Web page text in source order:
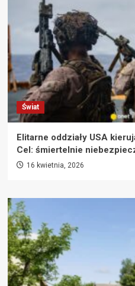
Świat
Elitarne oddziały USA
Cel: śmiertelnie
16 kwietnia, 2026